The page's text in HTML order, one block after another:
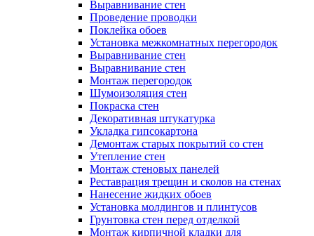
Выравнивание стен
Проведение проводки
Поклейка обоев
Установка межкомнатных перегородок
Выравнивание стен
Выравнивание стен
Монтаж перегородок
Шумоизоляция стен
Покраска стен
Декоративная штукатурка
Укладка гипсокартона
Демонтаж старых покрытий со стен
Утепление стен
Монтаж стеновых панелей
Реставрация трещин и сколов на стенах
Нанесение жидких обоев
Установка молдингов и плинтусов
Грунтовка стен перед отделкой
Монтаж кирпичной кладки для